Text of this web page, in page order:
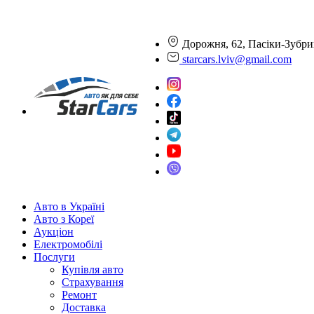
Дорожня, 62, Пасіки-
starcars.lviv@gmail.com
Авто в Україні
Авто з Кореї
Аукціон
Електромобілі
Послуги
Купівля авто
Страхування
Ремонт
Доставка